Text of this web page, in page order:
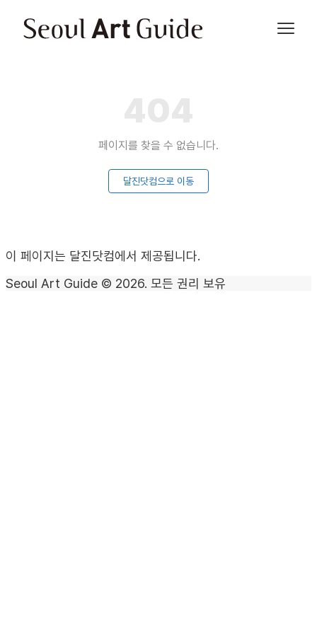
페이지를 찾을 수 없습니다.
달진닷컴으로 이동
이 페이지는 달진닷컴에서 제공됩니다.
Seoul Art Guide © 2026. 모든 권리 보유